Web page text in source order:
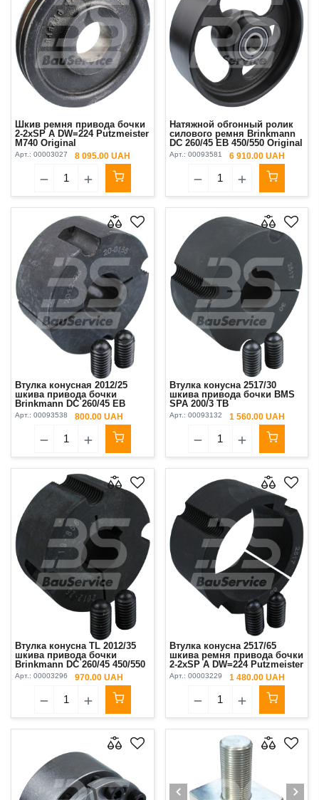
Шкив ремня привода бочки
2-2xSP A DW=224 Putzmeister
M740 Original
Арт.: 00003027 8 095.00 UAH
Натяжной обгонный ролик
силового ремня Brinkmann
DC 260/45 EB 450/550 Original
Арт.: 00093581 6 910.00 UAH
Втулка конусная 2012/25
шкива привода бочки
Brinkmann DC 260/45 EB
450/550
Арт.: 00093538 800.00 UAH
Втулка конусна 2517/30
шкива привода бочки BMS
SPA 200/3 ТВ
Арт.: 00093132 1 560.00 UAH
Втулка конусна TL 2012/35
шкива привода бочки
Brinkmann DC 260/45 450/550
Original
Арт.: 00003296 970.00 UAH
Втулка конусна 2517/65
шкива ремня привода бочки
2-2xSP A DW=224 Putzmeister
M740
Арт.: 00003229 1 480.00 UAH